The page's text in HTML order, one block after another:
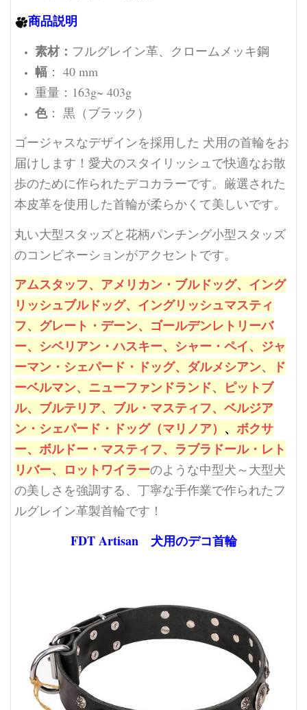
商品説明
素材： フルグレイン革、クロームメッキ鋼
幅 ： 40 mm
重量：163g~ 403g
色： 黒（ブラック）
ゴージャスなデザインを採用した 犬用の首輪をお
届けします！愛犬のスタイリッシュで快適なお散
歩のために作られたデコカラーです。厳選された
本皮革を使用した首輪が柔らかくて美しいです。
丸い大型 スタッズと花柄パンチング小型スタッズ
のコンビネーションがアクセントです。
アムスタッフ、 アメリカン・ブルドッグ、 イング
リッシュブルドッグ、 イングリッシュマスティ
フ、 グレート・デーン、 ゴールデンレトリーバ
ー、 シベリアン・ハスキー、 シャー・ペイ、 ジャ
ーマン・シェパード・ドッグ、 ダルメシアン、
ド
ーベルマン、 ニューファンドランド、 ピットブ
ル、 ブルテリア、 ブル・マスティフ、 ベルジア
ン・シェパード・ドッグ（マリノア） 、 ボクサ
ー、 ボルドー・マスティフ、 ラブラドール・レト
リバー、 ロットワイラーのような中型犬～大型犬
の美しさを強調する、 丁寧な手作業で作られたフ
ルグレイン革製首輪です！
FDT Artisan 犬用のデコ首輪